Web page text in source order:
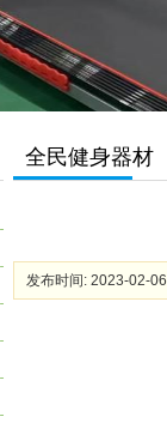
全民健身器材
发布时间: 2023-02-